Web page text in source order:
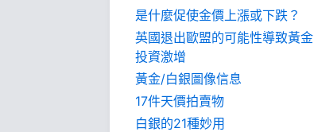
是什麼促使金價上漲或下跌？
英國退出歐盟的可能性導致黃金
投資激增
黃金/白銀圖像信息
17件天價拍賣物
白銀的21種妙用